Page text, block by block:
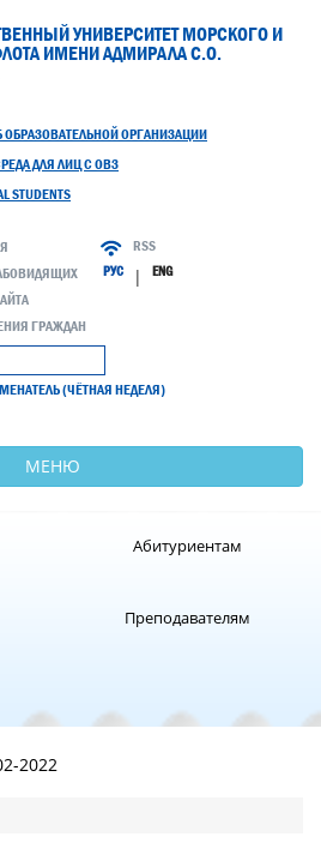
УНИВЕРСИТЕТ МОРСКОГО И
ИМЕНИ АДМИРАЛА С.О.
ОБРАЗОВАТЕЛЬНОЙ ОРГАНИЗАЦИИ
ДЛЯ ЛИЦ С ОВЗ
STUDENTS
ГРАЖДАН
RSS
РУС | ENG
(ЧЁТНАЯ НЕДЕЛЯ)
МЕНЮ
Абитуриентам
Преподавателям
2022